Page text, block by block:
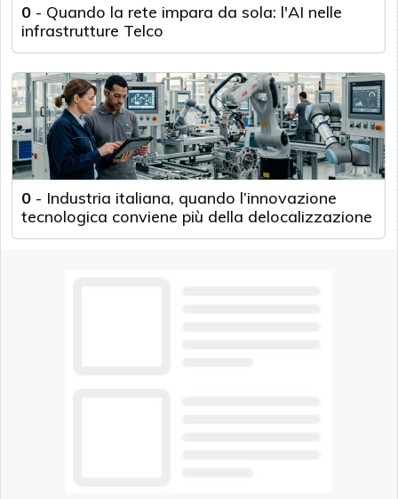
0 - Quando la rete impara da sola: l'AI nelle
infrastrutture Telco
0 - Industria italiana, quando l’innovazione
tecnologica conviene più della delocalizzazione